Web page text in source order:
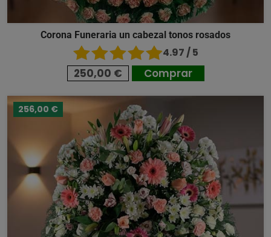
Corona Funeraria un cabezal tonos rosados
4.97 / 5
250,00 € Comprar
256,00 €